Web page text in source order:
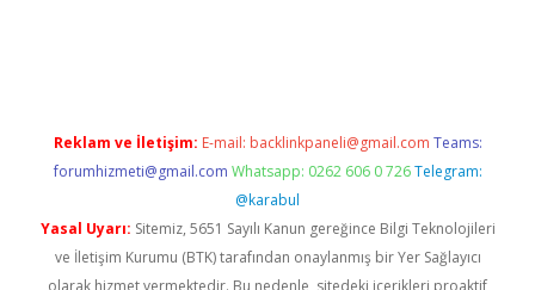
Reklam ve İletişim: E-mail: backlinkpaneli@gmail.com Teams:
forumhizmeti@gmail.com Whatsapp: 0262 606 0 726 Telegram:
@karabul
Yasal Uyarı: Sitemiz, 5651 Sayılı Kanun gereğince Bilgi Teknolojileri
ve İletişim Kurumu (BTK) tarafından onaylanmış bir Yer Sağlayıcı
olarak hizmet vermektedir. Bu nedenle, sitedeki içerikleri proaktif